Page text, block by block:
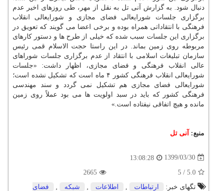
دنبال شود. به گزارش آنی تل به نقل از مهر، طی روزهای اخیر عدم
برگزاری جلسات شورایعالی فضای مجازی و شورایعالی انقلاب
فرهنگی با انتقاداتی همراه بوده و برخی اعضا می گویند که تعویق در
برگزاری این جلسات سبب شده که خیلی از طرح ها و دستور کارهای
مربوطه روی زمین بماند. در این راستا حجت الاسلام قمی رئیس
سازمان تبلیغات اسلامی با انتقاد از عدم برگزاری جلسات شوراهای
عالی انقلاب فرهنگی و فضای مجازی، اظهار داشت: «جلسات
شورایعالی انقلاب فرهنگی کشور ۴ ماه است که تشکیل نشده است؛
شورایعالی فضای مجازی هم تشکیل نمی گردد و سند مهندسی
فرهنگی کشور که باید در سبد اولویت ها می بود عملاً روی زمین
مانده و هیچ اتفاقی نیفتاده است.»
منبع: آنی تل
1399/03/30
13:08:28
5.0
/
5
2665
تگهای خبر:
ارتباطات اطلاعات شبكه
فضای